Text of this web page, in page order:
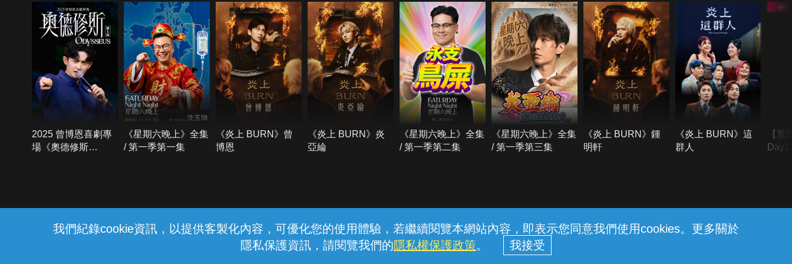
我們紀錄cookie資訊，以提供客製化內容，可優化您的使用體驗，若繼續閱覽本網站內容，即表示您同意我們使用cookies。更多關於
隱私保護資訊，請閱覽我們的隱私權保護政策。
2025 曾博恩喜劇專
場《奧德修斯
《星期六晚上》全集
/ 第一季第一集
《炎上 BURN》曾
博恩
《炎上 BURN》炎
亞綸
《星期六晚上》全集
/ 第一季第二集
《星期六晚上》全集
/ 第一季第三集
《炎上 BURN》鍾
明軒
《炎上 BURN》這
群人
【荒
線上客服 服務條款 隱私權保護
中華電信股份有限公司個人家庭分公司 (統一編號：96979949) © 2026